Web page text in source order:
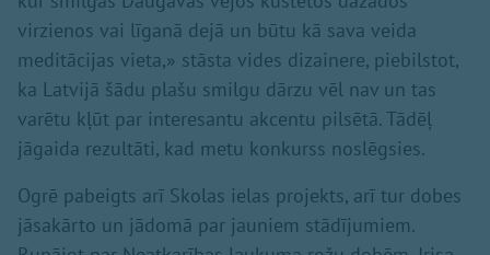
virzienos vai līganā dejā un būtu kā sava veida
meditācijas vieta,» stāsta vides dizainere, piebilstot,
ka Latvijā šādu plašu smilgu dārzu vēl nav un tas
varētu kļūt par interesantu akcentu pilsētā. Tādēļ
jāgaida rezultāti, kad metu konkurss noslēgsies.
Ogrē pabeigts arī Skolas ielas projekts, arī tur dobes
jāsakārto un jādomā par jauniem stādījumiem.